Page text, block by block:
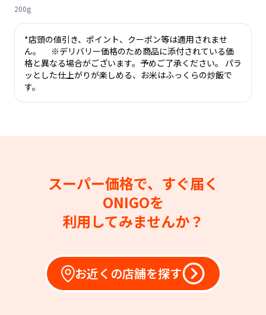
200g
*店頭の値引き、ポイント、クーポン等は適用されませ
ん。 ※デリバリー価格のため商品に添付されている価
格と異なる場合がございます。予めご了承ください。 パラ
ッとした仕上がりが楽しめる、お米はふっくらの炒飯で
す。
スーパー価格で、すぐ届く
ONIGOを
利用してみませんか？
お近くの店舗を探す